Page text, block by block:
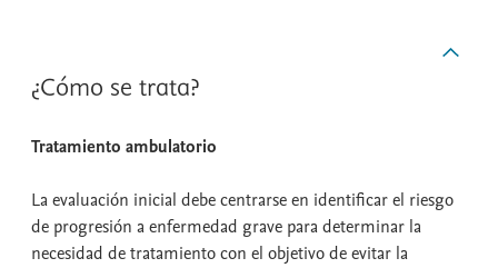
¿Cómo se trata?
Tratamiento ambulatorio
La evaluación inicial debe centrarse en identificar el riesgo
de progresión a enfermedad grave para determinar la
necesidad de tratamiento con el objetivo de evitar la